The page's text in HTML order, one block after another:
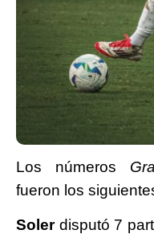
Los números
fueron los
Soler disputó 7